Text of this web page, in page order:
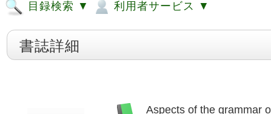
目録検索 ▼ 利用者サービス ▼
書誌詳細
Aspects of the grammar